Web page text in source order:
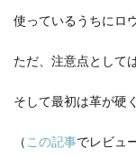
使っているうちにロ
ただ、注意点として
そして最初は革が硬
（ この記事でレビュ